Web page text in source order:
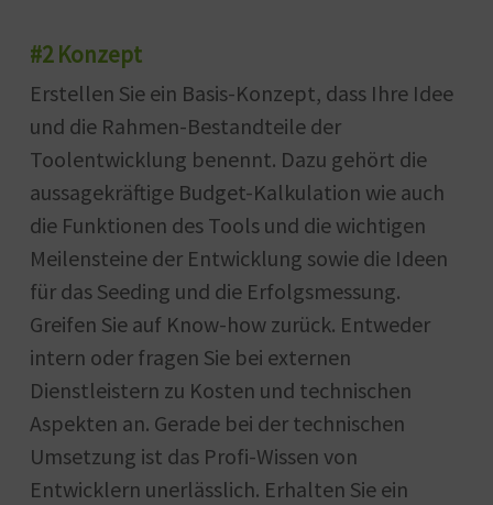
#2 Konzept
Erstellen Sie ein Basis-Konzept, dass Ihre Idee
und die Rahmen-Bestandteile der
Toolentwicklung benennt. Dazu gehört die
aussagekräftige Budget-Kalkulation wie auch
die Funktionen des Tools und die wichtigen
Meilensteine der Entwicklung sowie die Ideen
für das Seeding und die Erfolgsmessung.
Greifen Sie auf Know-how zurück. Entweder
intern oder fragen Sie bei externen
Dienstleistern zu Kosten und technischen
Aspekten an. Gerade bei der technischen
Umsetzung ist das Profi-Wissen von
Entwicklern unerlässlich. Erhalten Sie ein